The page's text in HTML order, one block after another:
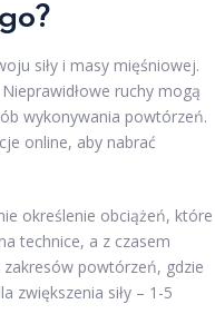
siły i masy mięśniowej.
Nieprawidłowe ruchy mogą
wykonywania powtórzeń.
online, aby nabrać
określenie obciążeń, które
technice, a z czasem
powtórzeń, gdzie
zwiększenia siły – 1-5